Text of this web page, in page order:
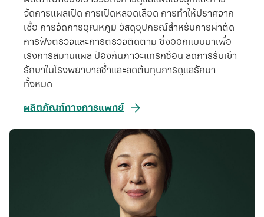
จัดการแผลเปิด การเปิดหลอดเลือด การทําให้ปราศจาก
เชื้อ การจัดการอุณหภูมิ วัสดุอุปกรณ์สําหรับการผ่าตัด
การฟังตรวจและการตรวจติดตาม ซึ่งออกแบบมาเพื่อ
เร่งการสมานแผล ป้องกันภาวะแทรกซ้อน ลดการรับเข้า
รักษาในโรงพยาบาลซ้ำและลดต้นทุนการดูแลรักษา
ทั้งหมด
ผลิตภัณฑ์ทางการแพทย์